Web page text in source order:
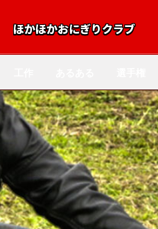
ほかほかおにぎりクラブ